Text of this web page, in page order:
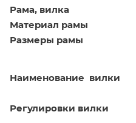
Рама, вилка
Материал рамы
Размеры рамы
Наименование вилки
Регулировки вилки